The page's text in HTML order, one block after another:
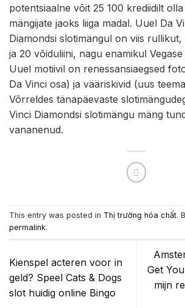
potentsiaalne võit 25 100 krediidilt
mängijate jaoks liiga madal. Uuel Da
Diamondsi slotimängul on viis
ja 20 võiduliini, nagu enamikul
Uuel motiivil on renessansiaegsed
Da Vinci osa) ja vääriskivid (uus
Võrreldes tänapäevaste
Vinci Diamondsi slotimängu mäng
vananenud.
This entry was posted in Thị trường hóa chất.
permalink.
Kienspel acteren voor in
geld? Speel Cats & Dogs
slot huidig online Bingo
Get
mijn